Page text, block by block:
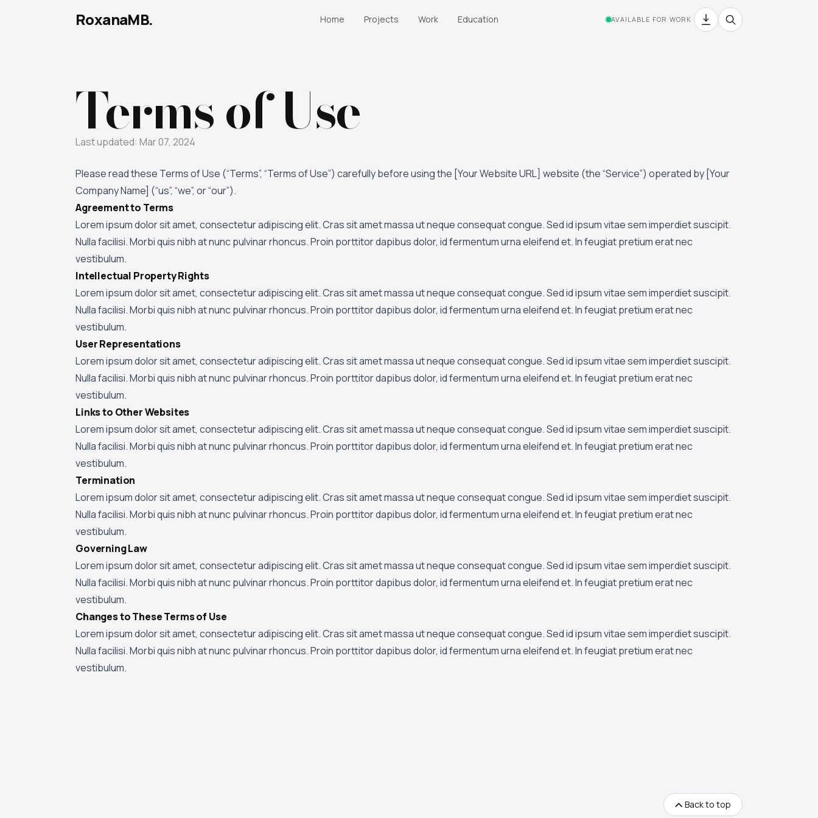
RoxanaMB. Home Projects Work Education AVAILABLE FOR WORK
Terms of Use
Last updated: Mar 07, 2024
Please read these Terms of Use (“Terms”, “Terms of Use”) carefully before using the [Your Website URL] website (the “Service”) operated by [Your
Company Name] (“us”, “we”, or “our”).
Agreement to Terms
Lorem ipsum dolor sit amet, consectetur adipiscing elit. Cras sit amet massa ut neque consequat congue. Sed id ipsum vitae sem imperdiet suscipit.
Nulla facilisi. Morbi quis nibh at nunc pulvinar rhoncus. Proin porttitor dapibus dolor, id fermentum urna eleifend et. In feugiat pretium erat nec
vestibulum.
Intellectual Property Rights
Lorem ipsum dolor sit amet, consectetur adipiscing elit. Cras sit amet massa ut neque consequat congue. Sed id ipsum vitae sem imperdiet suscipit.
Nulla facilisi. Morbi quis nibh at nunc pulvinar rhoncus. Proin porttitor dapibus dolor, id fermentum urna eleifend et. In feugiat pretium erat nec
vestibulum.
User Representations
Lorem ipsum dolor sit amet, consectetur adipiscing elit. Cras sit amet massa ut neque consequat congue. Sed id ipsum vitae sem imperdiet suscipit.
Nulla facilisi. Morbi quis nibh at nunc pulvinar rhoncus. Proin porttitor dapibus dolor, id fermentum urna eleifend et. In feugiat pretium erat nec
vestibulum.
Links to Other Websites
Lorem ipsum dolor sit amet, consectetur adipiscing elit. Cras sit amet massa ut neque consequat congue. Sed id ipsum vitae sem imperdiet suscipit.
Nulla facilisi. Morbi quis nibh at nunc pulvinar rhoncus. Proin porttitor dapibus dolor, id fermentum urna eleifend et. In feugiat pretium erat nec
vestibulum.
Termination
Lorem ipsum dolor sit amet, consectetur adipiscing elit. Cras sit amet massa ut neque consequat congue. Sed id ipsum vitae sem imperdiet suscipit.
Nulla facilisi. Morbi quis nibh at nunc pulvinar rhoncus. Proin porttitor dapibus dolor, id fermentum urna eleifend et. In feugiat pretium erat nec
vestibulum.
Governing Law
Lorem ipsum dolor sit amet, consectetur adipiscing elit. Cras sit amet massa ut neque consequat congue. Sed id ipsum vitae sem imperdiet suscipit.
Nulla facilisi. Morbi quis nibh at nunc pulvinar rhoncus. Proin porttitor dapibus dolor, id fermentum urna eleifend et. In feugiat pretium erat nec
vestibulum.
Changes to These Terms of Use
Lorem ipsum dolor sit amet, consectetur adipiscing elit. Cras sit amet massa ut neque consequat congue. Sed id ipsum vitae sem imperdiet suscipit.
Nulla facilisi. Morbi quis nibh at nunc pulvinar rhoncus. Proin porttitor dapibus dolor, id fermentum urna eleifend et. In feugiat pretium erat nec
vestibulum.
Back to top